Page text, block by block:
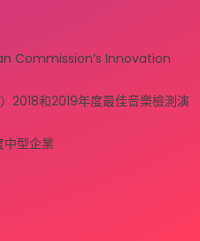
Commission’s Innovation
2018和2019年度最佳音樂檢測演
中型企業